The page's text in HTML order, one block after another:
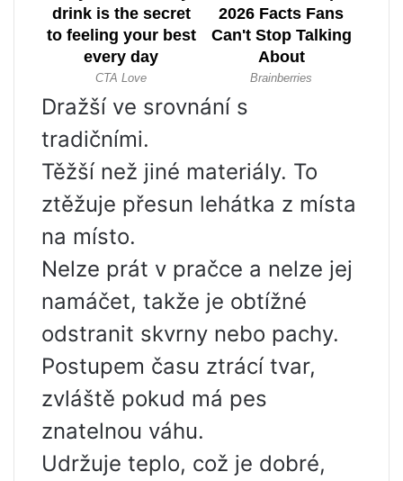
Dražší ve srovnání s
tradičními.
Těžší než jiné materiály. To
ztěžuje přesun lehátka z místa
na místo.
Nelze prát v pračce a nelze jej
namáčet, takže je obtížné
odstranit skvrny nebo pachy.
Postupem času ztrácí tvar,
zvláště pokud má pes
znatelnou váhu.
Udržuje teplo, což je dobré,